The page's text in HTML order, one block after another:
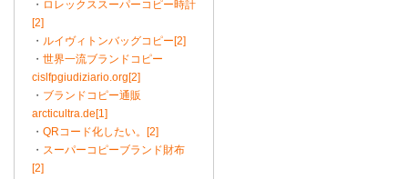
・ ロレックススーパーコピー時計
[2]
・ ルイヴィトンバッグコピー[2]
・ 世界一流ブランドコピー
cislfpgiudiziario.org[2]
・ ブランドコピー通販
arcticultra.de[1]
・ QRコード化したい。[2]
・ スーパーコピーブランド財布
[2]